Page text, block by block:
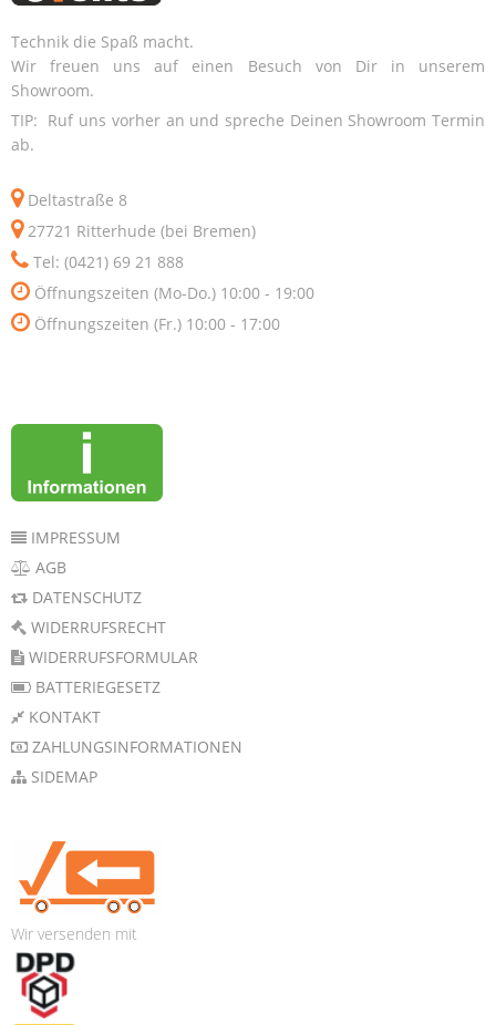
Technik die Spaß macht.
Wir freuen uns auf einen Besuch von Dir in unserem
Showroom.
TIP: Ruf uns vorher an und spreche Deinen Showroom Termin
ab.
Deltastraße 8
27721 Ritterhude (bei Bremen)
Tel: (0421) 69 21 888
Öffnungszeiten (Mo-Do.) 10:00 - 19:00
Öffnungszeiten (Fr.) 10:00 - 17:00
IMPRESSUM
AGB
DATENSCHUTZ
WIDERRUFSRECHT
WIDERRUFSFORMULAR
BATTERIEGESETZ
KONTAKT
ZAHLUNGSINFORMATIONEN
SIDEMAP
Wir versenden mit